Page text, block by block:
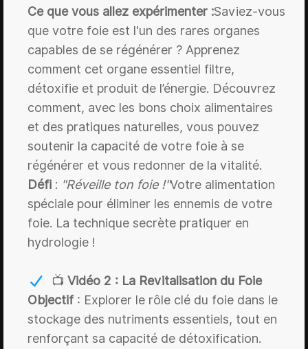
Ce que vous allez expérimenter :Saviez-vous
que votre foie est l'un des rares organes
capables de se régénérer ? Apprenez
comment cet organe essentiel filtre,
détoxifie et produit de l’énergie. Découvrez
comment, avec les bons choix alimentaires
et des pratiques naturelles, vous pouvez
soutenir la capacité de votre foie à se
régénérer et vous redonner de la vitalité.
Défi : "Réveille ton foie !"Votre alimentation
spéciale pour éliminer les ennemis de votre
foie. La technique secrète pratiquer en
hydrologie !
📺 Vidéo 2 : La Revitalisation du Foie
Objectif : Explorer le rôle clé du foie dans le
stockage des nutriments essentiels, tout en
renforçant sa capacité de détoxification.